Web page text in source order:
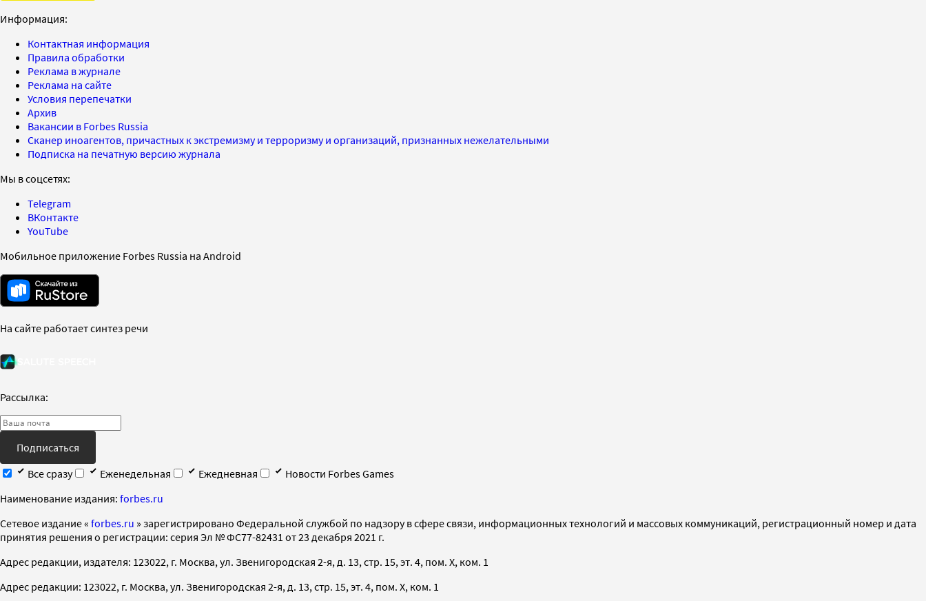
Информация:
Контактная информация
Правила обработки
Реклама в журнале
Реклама на сайте
Условия перепечатки
Архив
Вакансии в Forbes Russia
Сканер иноагентов, причастных к экстремизму и терроризму и организаций, признанных нежелательными
Подписка на печатную версию журнала
Мы в соцсетях:
Telegram
ВКонтакте
YouTube
Мобильное приложение Forbes Russia на Android
На сайте работает синтез речи
Рассылка:
Подписаться
Все сразу
Еженедельная Ежедневная
Новости Forbes Games
Наименование издания: forbes.ru
Cетевое издание « forbes.ru » зарегистрировано Федеральной службой по надзору в сфере связи, информационных технологий и массовых коммуникаций, регистрационный номер и дата
принятия решения о регистрации: серия Эл № ФС77-82431 от 23 декабря 2021 г.
Адрес редакции, издателя: 123022, г. Москва, ул. Звенигородская 2-я, д. 13, стр. 15, эт. 4, пом. X, ком. 1
Адрес редакции: 123022, г. Москва, ул. Звенигородская 2-я, д. 13, стр. 15, эт. 4, пом. X, ком. 1